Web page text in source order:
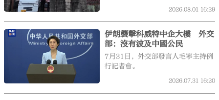
基礎設施仍未完全恢復，餘震持續不
斷，不少災民至今不敢返回家中，只
能在避難所或車內過夜。
2026.08.01 16:29
伊朗襲擊科威特中企大樓 外交
部：沒有波及中國公民
7月31日，外交部發言人毛寧主持例
行記者會。
2026.07.31 16:20